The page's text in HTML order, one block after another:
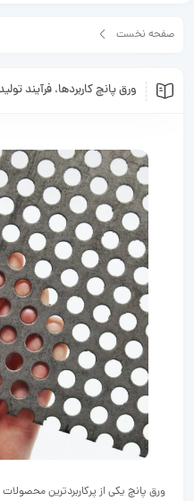
صفحه نخست
ورق پانچ کاربردها، فرآیند
ورق پانچ یکی از پرکاربردترین